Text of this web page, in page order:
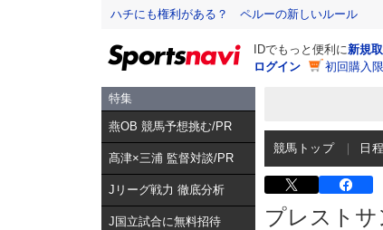
ハチにも権利がある？ ペルーの新しいルール
IDでもっと便利に新規
ログイン
初回購入
特集
燕OB 競馬予想挑む/PR
髙津×三浦 監督対談/PR
Jリーグ戦力 徹底分析
J国立試合に無料招待
競馬トップ 日
プレストサ